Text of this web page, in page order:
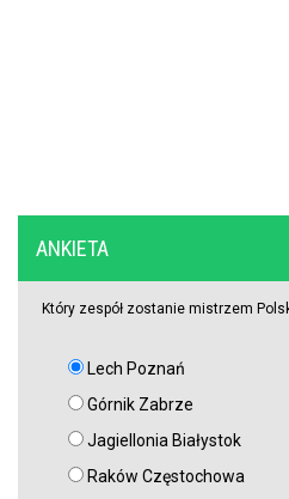
ANKIETA
Który zespół zostanie mistrzem
Lech Poznań
Górnik Zabrze
Jagiellonia Białystok
Raków Częstochowa